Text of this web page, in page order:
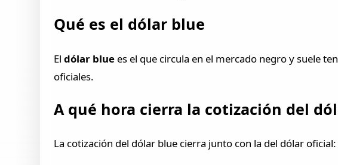
Qué es el dólar blue
Eldólar blue es el que circula en el mercado negro y suele
oficiales.
A qué hora cierra la cotización del
La cotización del dólar blue cierra junto con la del dólar